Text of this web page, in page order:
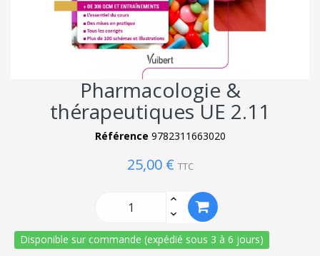
Pharmacologie &
thérapeutiques UE 2.11
Référence 9782311663020
25,00 € TTC
Disponible sur commande (expédié sous 3 à 6 jours)